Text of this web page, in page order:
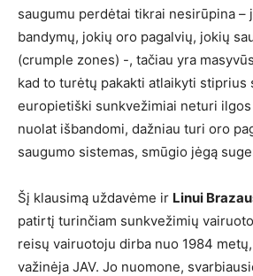
saugumu perdėtai tikrai nesirūpina –
bandymų, jokių oro pagalvių, jokių
(crumple zones) -, tačiau yra
kad to turėtų pakakti atlaikyti stiprius
europietiški sunkvežimiai neturi
nuolat išbandomi, dažniau turi oro
saugumo sistemas, smūgio jėgą
Šį klausimą uždavėme ir Linui
patirtį turinčiam sunkvežimių
reisų vairuotoju dirba nuo 1984
važinėja JAV. Jo nuomone,